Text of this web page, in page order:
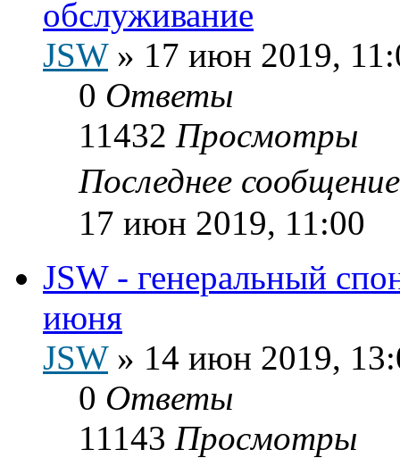
обслуживание
JSW» 17 июн 2019,
0 Ответы
11432 Просмотры
Последнее
17 июн 2019, 11:00
JSW - генеральный
июня
JSW» 14 июн 2019,
0 Ответы
11143 Просмотры